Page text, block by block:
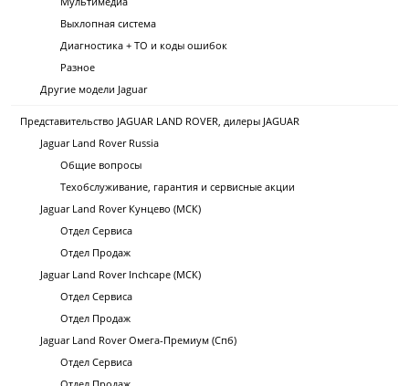
Выхлопная система
Диагностика + ТО и коды ошибок
Разное
Другие модели Jaguar
Представительство JAGUAR LAND ROVER, дилеры JAGUAR
Jaguar Land Rover Russia
Общие вопросы
Техобслуживание, гарантия и сервисные акции
Jaguar Land Rover Кунцево (МСК)
Отдел Сервиса
Отдел Продаж
Jaguar Land Rover Inchcape (МСК)
Отдел Сервиса
Отдел Продаж
Jaguar Land Rover Омега-Премиум (Спб)
Отдел Сервиса